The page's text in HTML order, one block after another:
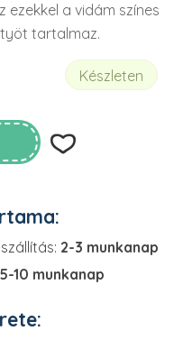
ezekkel a vidám színes
tartalmaz.
Készleten
2-3 munkanap
5-10 munkanap